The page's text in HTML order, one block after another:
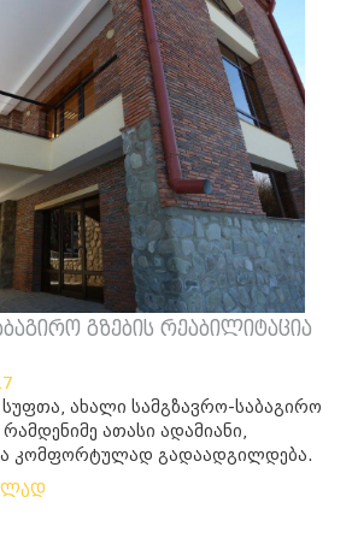
გზების რეაბილიტაცია
ახალი სამგზავრო-საბაგირო
ათასი ადამიანი,
კომფორტულად გადაადგილდება.